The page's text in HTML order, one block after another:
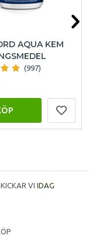
AQUA KEM
(997)
VI IDAG